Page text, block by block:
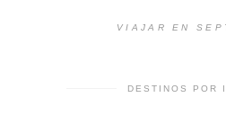
VIAJAR EN
DESTINOS POR